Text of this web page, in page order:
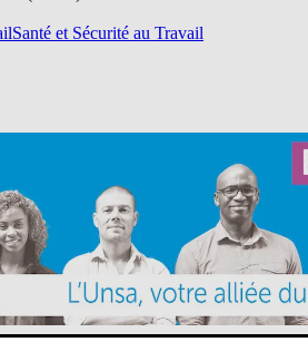
Santé et Sécurité au Travail